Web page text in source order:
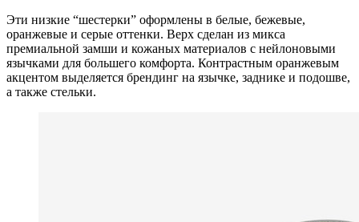
Эти низкие “шестерки” оформлены в белые, бежевые,
оранжевые и серые оттенки. Верх сделан из микса
премиальной замши и кожаных материалов с нейлоновыми
язычками для большего комфорта. Контрастным оранжевым
акцентом выделяется брендинг на язычке, заднике и подошве,
а также стельки.